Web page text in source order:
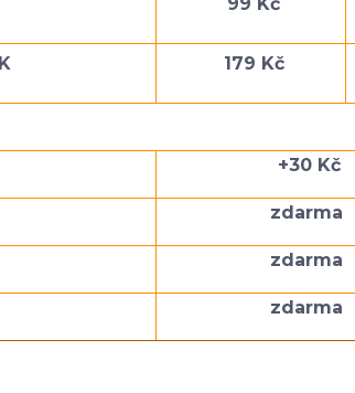
179 Kč
+30 Kč
zdarma
zdarma
zdarma